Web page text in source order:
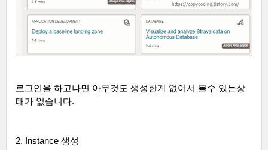
로그인을 하고나면 아무것도 생성한게 없어서 볼수 있는상
태가 없습니다.
2. Instance 생성